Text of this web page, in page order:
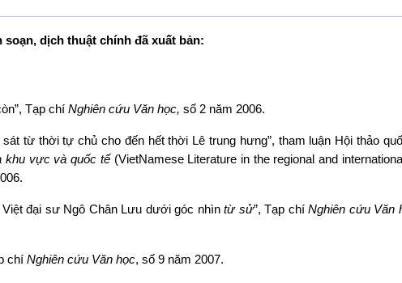
dịch thuật chính đã xuất bản:
Tạp chí Nghiên cứu Văn học, số 2 năm 2006.
từ thời tự chủ cho đến hết thời Lê trung hưng”, tham luận Hội thảo
khu vực và quốc tế(VietNamese Literature in the regional and
Việt đại sư Ngô Chân Lưu dưới góc nhìn từ sử”, Tạp chíNghiên cứu Văn
chí Nghiên cứu Văn học, số 9 năm 2007.